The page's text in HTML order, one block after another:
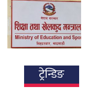
ट्रेन्डिङ